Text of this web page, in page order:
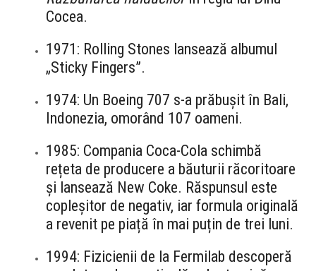
Cocea.
1971: Rolling Stones lansează albumul
„Sticky Fingers”.
1974: Un Boeing 707 s-a prăbușit în Bali,
Indonezia, omorând 107 oameni.
1985: Compania Coca-Cola schimbă
rețeta de producere a băuturii răcoritoare
și lansează New Coke. Răspunsul este
copleșitor de negativ, iar formula originală
a revenit pe piață în mai puțin de trei luni.
1994: Fizicienii de la Fermilab descoperă